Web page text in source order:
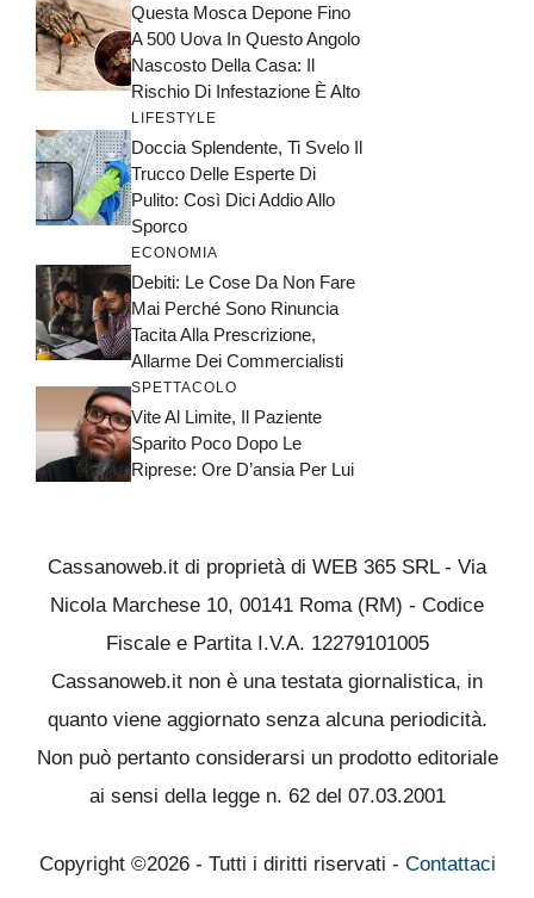
Questa Mosca Depone Fino
A 500 Uova In Questo Angolo
Nascosto Della Casa: Il
Rischio Di Infestazione È Alto
LIFESTYLE
Doccia Splendente, Ti Svelo Il
Trucco Delle Esperte Di
Pulito: Così Dici Addio Allo
Sporco
ECONOMIA
Debiti: Le Cose Da Non Fare
Mai Perché Sono Rinuncia
Tacita Alla Prescrizione,
Allarme Dei Commercialisti
SPETTACOLO
Vite Al Limite, Il Paziente
Sparito Poco Dopo Le
Riprese: Ore D’ansia Per Lui
Cassanoweb.it di proprietà di WEB 365 SRL - Via
Nicola Marchese 10, 00141 Roma (RM) - Codice
Fiscale e Partita I.V.A. 12279101005
Cassanoweb.it non è una testata giornalistica, in
quanto viene aggiornato senza alcuna periodicità.
Non può pertanto considerarsi un prodotto editoriale
ai sensi della legge n. 62 del 07.03.2001
Copyright ©2026 - Tutti i diritti riservati - Contattaci